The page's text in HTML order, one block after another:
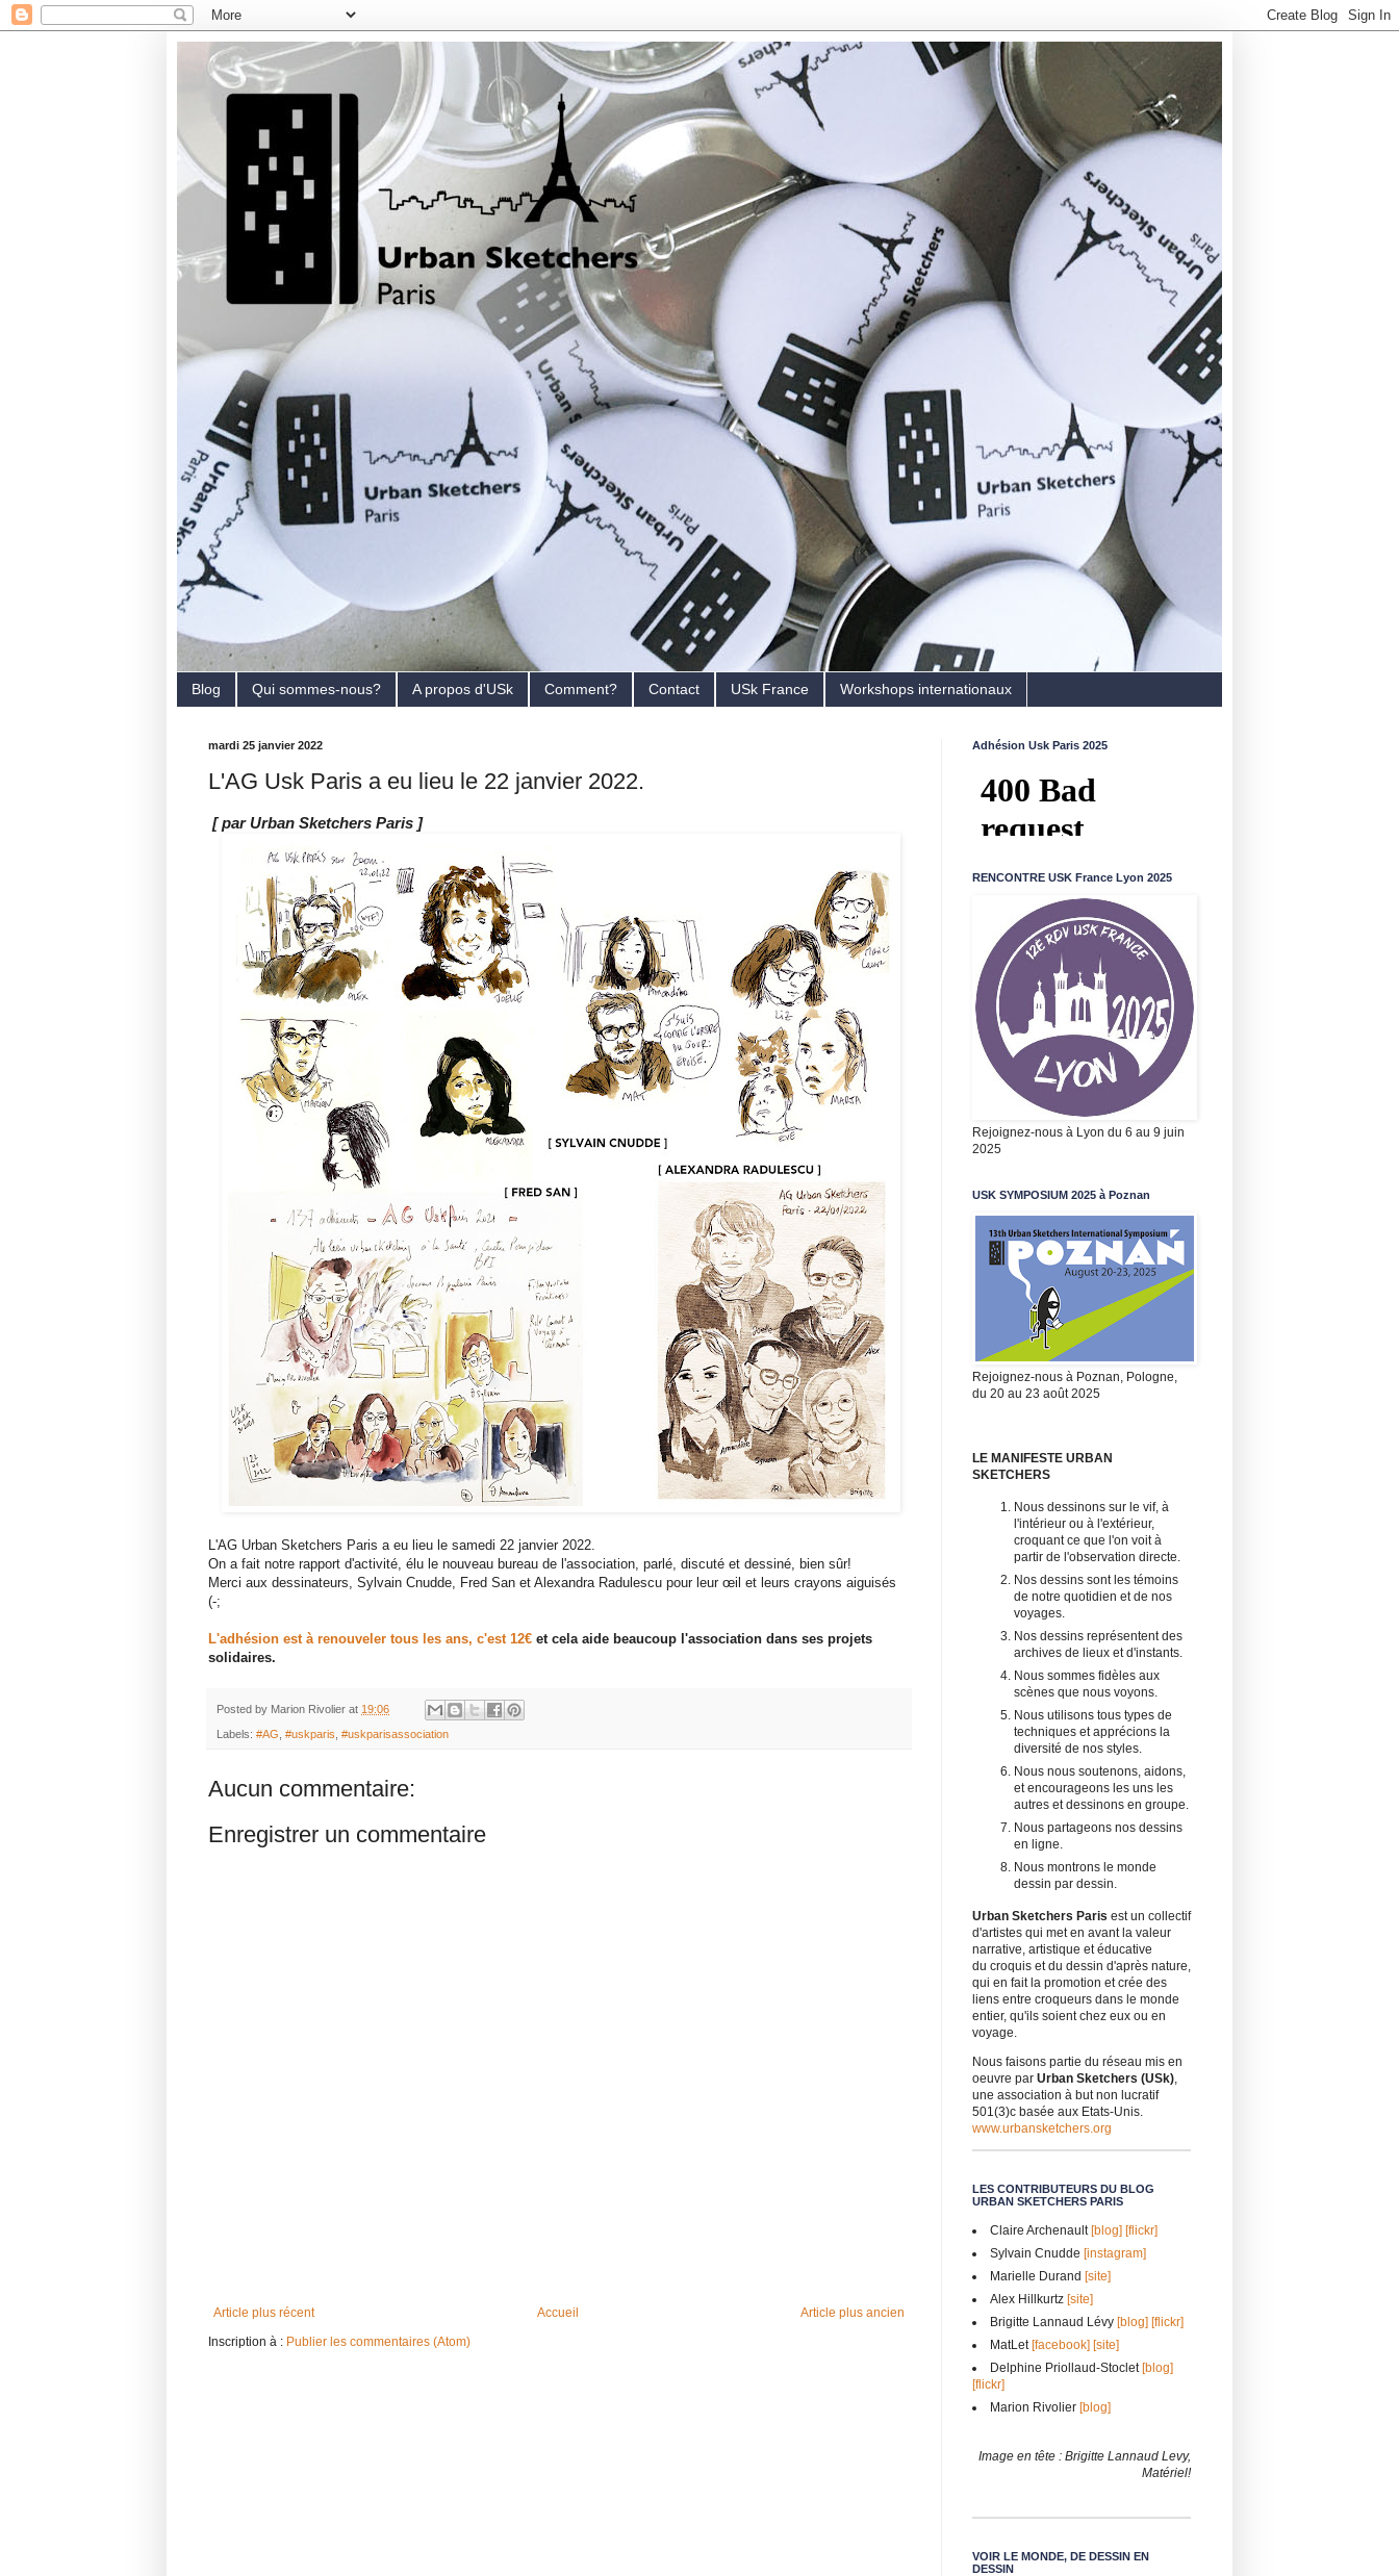
Blog Qui sommes-nous? A propos d'USk Comment? Contact USk France Workshops internationaux
mardi 25 janvier 2022
L'AG Usk Paris a eu lieu le 22 janvier 2022.
[ par Urban Sketchers Paris ]
L'AG Urban Sketchers Paris a eu lieu le samedi 22 janvier 2022.
On a fait notre rapport d'activité, élu le nouveau bureau de l'association, parlé, discuté et dessiné, bien sûr!
Merci aux dessinateurs, Sylvain Cnudde, Fred San et Alexandra Radulescu pour leur œil et leurs crayons aiguisés
(-;
L'adhésion est à renouveler tous les ans, c'est 12€ et cela aide beaucoup l'association dans ses projets
solidaires.
Posted by Marion Rivolier at 19:06
Labels: #AG #uskparis #uskparisassociation
Aucun commentaire:
Enregistrer un commentaire
Article plus récent Article plus ancien
Accueil
Inscription à : Publier les commentaires (Atom)
Adhésion Usk Paris 2025
RENCONTRE USK France Lyon 2025
Rejoignez-nous à Lyon du 6 au 9 juin
2025
USK SYMPOSIUM 2025 à Poznan
Rejoignez-nous à Poznan, Pologne,
du 20 au 23 août 2025
LE MANIFESTE URBAN
SKETCHERS
Nous dessinons sur le vif, à
l'intérieur ou à l'extérieur,
croquant ce que l'on voit à
partir de l'observation directe.
Nos dessins sont les témoins
de notre quotidien et de nos
voyages.
Nos dessins représentent des
archives de lieux et d'instants.
Nous sommes fidèles aux
scènes que nous voyons.
Nous utilisons tous types de
techniques et apprécions la
diversité de nos styles.
Nous nous soutenons, aidons,
et encourageons les uns les
autres et dessinons en groupe.
Nous partageons nos dessins
en ligne.
Nous montrons le monde
dessin par dessin.
Urban Sketchers Paris est un collectif
d'artistes qui met en avant la valeur
narrative, artistique et éducative
du croquis et du dessin d'après nature,
qui en fait la promotion et crée des
liens entre croqueurs dans le monde
entier, qu'ils soient chez eux ou en
voyage.
Nous faisons partie du réseau mis en
oeuvre par Urban Sketchers (USk)
une association à but non lucratif
501(3)c basée aux Etats-Unis.
www.urbansketchers.org
LES CONTRIBUTEURS DU BLOG
URBAN SKETCHERS PARIS
Claire Archenault[blog] [flickr]
Sylvain Cnudde [instagram]
Marielle Durand [site]
Alex Hillkurtz [site]
Brigitte Lannaud Lévy [blog] [flickr]
MatLet[facebook] [site]
Delphine Priollaud-Stoclet[blog]
[flickr]
Marion Rivolier [blog]
Image en tête : Brigitte Lannaud Levy,
Matériel!
VOIR LE MONDE, DE DESSIN EN
DESSIN